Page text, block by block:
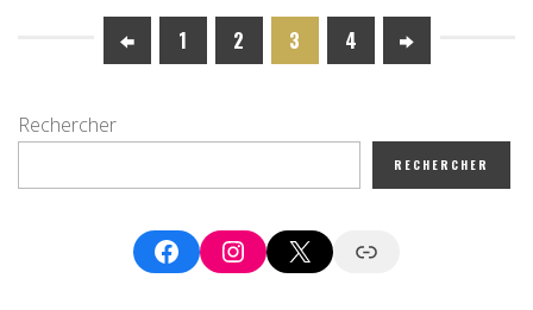
1 2 3 4
Rechercher
RECHERCHER
FacebookInstagram
X Google News